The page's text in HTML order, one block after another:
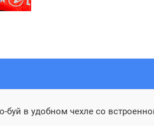
буй в удобном чехле со